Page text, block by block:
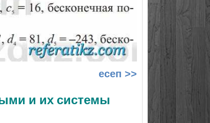
есеп >>
и их системы